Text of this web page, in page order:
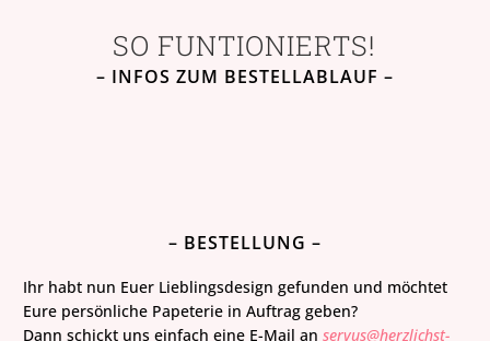
SO FUNTIONIERTS!
– INFOS ZUM BESTELLABLAUF –
– BESTELLUNG –
Ihr habt nun Euer Lieblingsdesign gefunden und möchtet
Eure persönliche Papeterie in Auftrag geben?
Dann schickt uns einfach eine E-Mail anservus@herzlichst-